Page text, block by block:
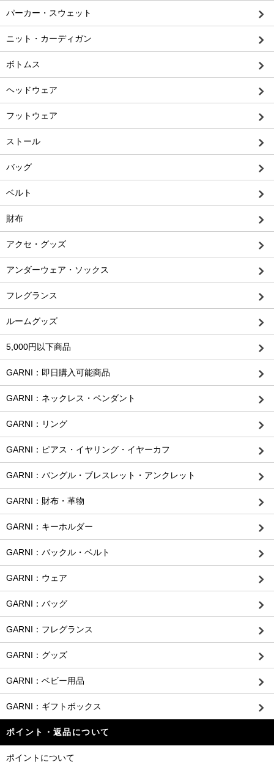
パーカー・スウェット
ニット・カーディガン
ボトムス
ヘッドウェア
フットウェア
ストール
バッグ
ベルト
財布
アクセ・グッズ
アンダーウェア・ソックス
フレグランス
ルームグッズ
5,000円以下商品
GARNI：即日購入可能商品
GARNI：ネックレス・ペンダント
GARNI：リング
GARNI：ピアス・イヤリング・イヤーカフ
GARNI：バングル・ブレスレット・アンクレット
GARNI：財布・革物
GARNI：キーホルダー
GARNI：バックル・ベルト
GARNI：ウェア
GARNI：バッグ
GARNI：フレグランス
GARNI：グッズ
GARNI：ベビー用品
GARNI：ギフトボックス
ポイント・返品について
ポイントについて